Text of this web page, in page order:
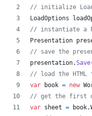
// initialize
LoadOptions
// instantiate a
Presentation
// save the
presentation.Save
// load the
var
book = new
// get the first
var sheet = book.